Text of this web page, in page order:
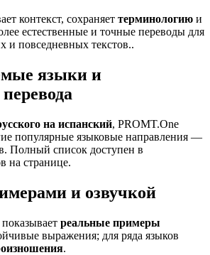
контекст, сохраняет терминологию и
естественные и точные переводы для
и повседневных текстов..
языки и
на испанский, PROMT.One
популярные языковые направления —
Полный список доступен в
на странице.
и озвучкой
реальные примеры
выражения; для ряда языков
.